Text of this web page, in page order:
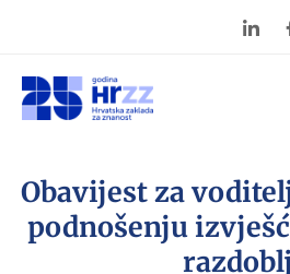
Obavijest za
podnošenju